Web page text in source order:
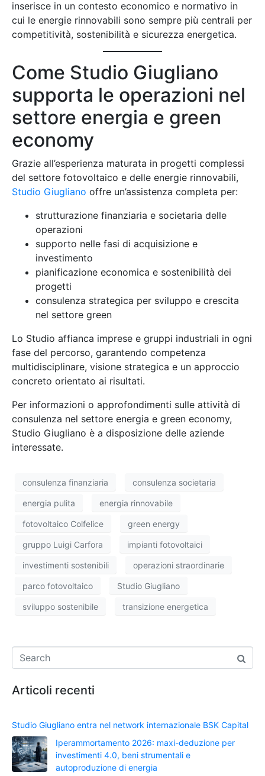
inserisce in un contesto economico e normativo in
cui le energie rinnovabili sono sempre più centrali per
competitività, sostenibilità e sicurezza energetica.
Come Studio Giugliano
supporta le operazioni nel
settore energia e green
economy
Grazie all’esperienza maturata in progetti complessi
del settore fotovoltaico e delle energie rinnovabili,
Studio Giugliano offre un’assistenza completa per:
strutturazione finanziaria e societaria delle
operazioni
supporto nelle fasi di acquisizione e
investimento
pianificazione economica e sostenibilità dei
progetti
consulenza strategica per sviluppo e crescita
nel settore green
Lo Studio affianca imprese e gruppi industriali in ogni
fase del percorso, garantendo competenza
multidisciplinare, visione strategica e un approccio
concreto orientato ai risultati.
Per informazioni o approfondimenti sulle attività di
consulenza nel settore energia e green economy,
Studio Giugliano è a disposizione delle aziende
interessate.
consulenza finanziaria consulenza societaria
energia pulita energia rinnovabile
fotovoltaico Colfelice green energy
gruppo Luigi Carfora impianti fotovoltaici
investimenti sostenibili operazioni straordinarie
parco fotovoltaico Studio Giugliano
sviluppo sostenibile transizione energetica
Articoli recenti
Studio Giugliano entra nel network internazionale BSK Capital
Iperammortamento 2026: maxi-deduzione per
investimenti 4.0, beni strumentali e
autoproduzione di energia